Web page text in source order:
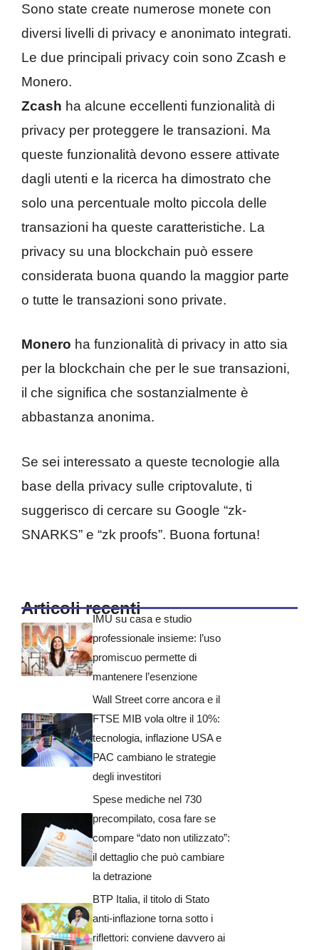
Sono state create numerose monete con
diversi livelli di privacy e anonimato integrati.
Le due principali privacy coin sono Zcash e
Monero.
Zcash ha alcune eccellenti funzionalità di
privacy per proteggere le transazioni. Ma
queste funzionalità devono essere attivate
dagli utenti e la ricerca ha dimostrato che
solo una percentuale molto piccola delle
transazioni ha queste caratteristiche. La
privacy su una blockchain può essere
considerata buona quando la maggior parte
o tutte le transazioni sono private.
Monero ha funzionalità di privacy in atto sia
per la blockchain che per le sue transazioni,
il che significa che sostanzialmente è
abbastanza anonima.
Se sei interessato a queste tecnologie alla
base della privacy sulle criptovalute, ti
suggerisco di cercare su Google “zk-
SNARKS” e “zk proofs”. Buona fortuna!
Articoli recenti
IMU su casa e studio
professionale insieme: l’uso
promiscuo permette di
mantenere l’esenzione
Wall Street corre ancora e il
FTSE MIB vola oltre il 10%:
tecnologia, inflazione USA e
PAC cambiano le strategie
degli investitori
Spese mediche nel 730
precompilato, cosa fare se
compare “dato non utilizzato”:
il dettaglio che può cambiare
la detrazione
BTP Italia, il titolo di Stato
anti-inflazione torna sotto i
riflettori: conviene davvero ai